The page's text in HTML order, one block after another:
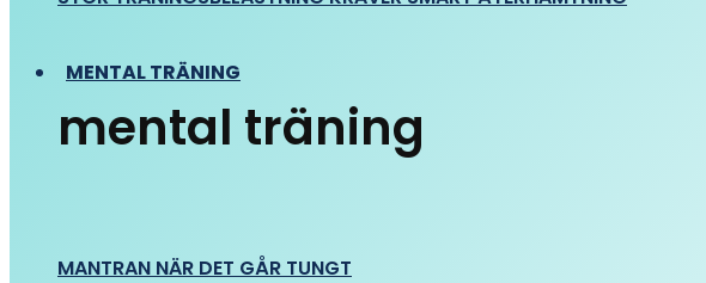
MENTAL TRÄNING
mental träning
MANTRAN NÄR DET GÅR TUNGT